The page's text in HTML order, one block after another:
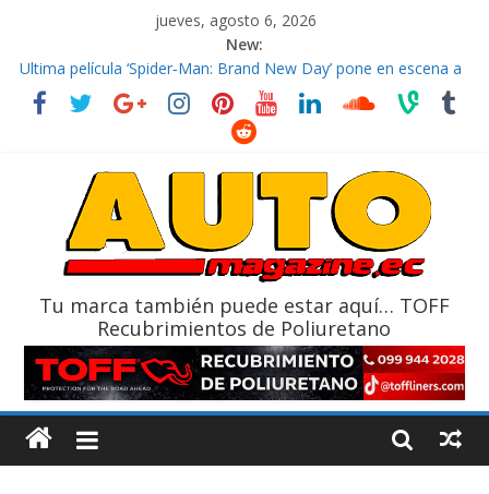
jueves, agosto 6, 2026
New:
El costo de tener un vehículo gana protagonismo a la hora de
decidir
Ultima película ‘Spider‑Man: Brand New Day’ pone en escena a
La Vuelta al Ecuador 2026, edición 47ª, recorre 7 provincias en 8
La FEDAK recibe 12 Sinotruk Bolden para cubrir las rutas de La
Tu marca también puede estar aquí… TOFF
Recubrimientos de Poliuretano